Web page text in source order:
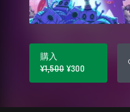
購入
¥1,500 ¥300